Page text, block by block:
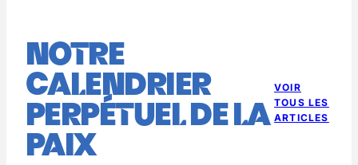
NOTRE
CALENDRIER
PERPÉTUEL DE LA
PAIX
VOIR
TOUS LES
ARTICLES